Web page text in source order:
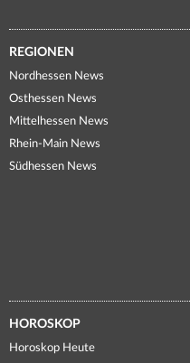
REGIONEN
Nordhessen News
Osthessen News
Mittelhessen News
Rhein-Main News
Südhessen News
HOROSKOP
Horoskop Heute